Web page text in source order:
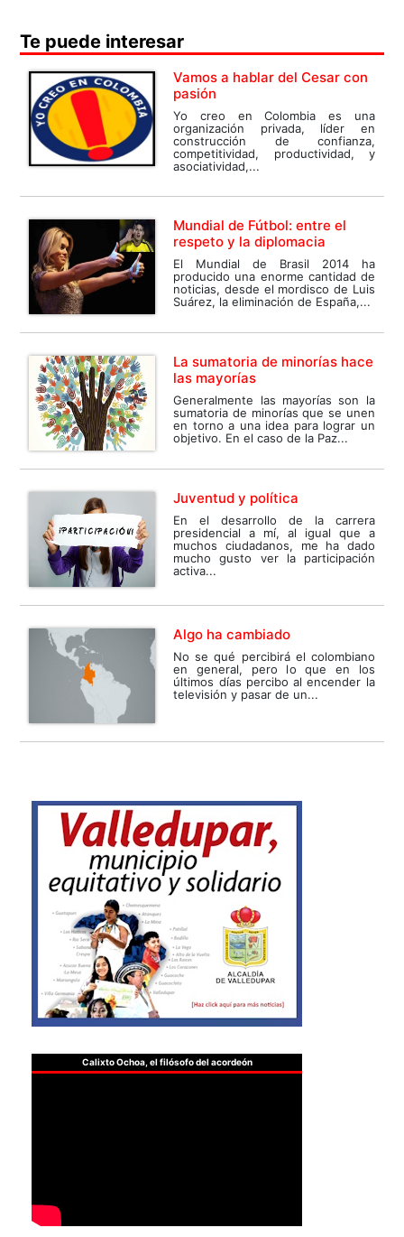
Te puede interesar
Vamos a hablar del Cesar con
pasión
Yo creo en Colombia es una
organización privada, líder en
construcción de confianza,
competitividad, productividad, y
asociatividad,...
Mundial de Fútbol: entre el
respeto y la diplomacia
El Mundial de Brasil 2014 ha
producido una enorme cantidad de
noticias, desde el mordisco de Luis
Suárez, la eliminación de España,...
La sumatoria de minorías hace
las mayorías
Generalmente las mayorías son la
sumatoria de minorías que se unen
en torno a una idea para lograr un
objetivo. En el caso de la Paz...
Juventud y política
En el desarrollo de la carrera
presidencial a mí, al igual que a
muchos ciudadanos, me ha dado
mucho gusto ver la participación
activa...
Algo ha cambiado
No se qué percibirá el colombiano
en general, pero lo que en los
últimos días percibo al encender la
televisión y pasar de un...
Calixto Ochoa, el filósofo del acordeón